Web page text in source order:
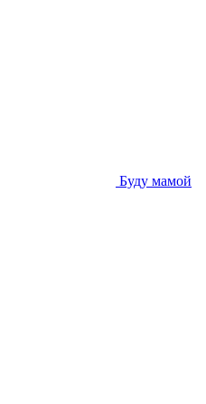
Буду мамой